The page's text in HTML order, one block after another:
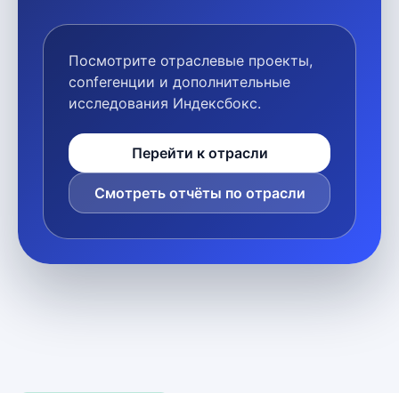
Посмотрите отраслевые проекты,
conferенции и дополнительные
исследования Индексбокс.
Перейти к отрасли
Смотреть отчёты по отрасли